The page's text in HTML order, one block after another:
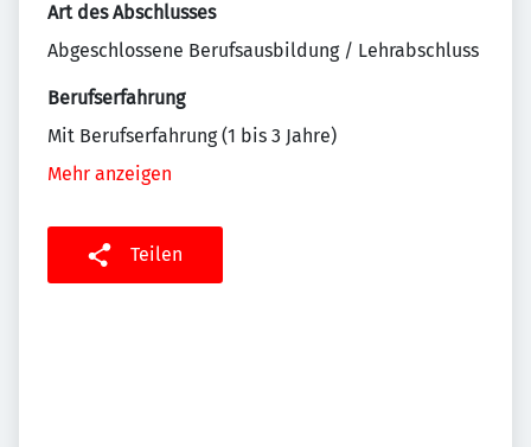
Art des Abschlusses
Abgeschlossene Berufsausbildung / Lehrabschluss
Berufserfahrung
Mit Berufserfahrung (1 bis 3 Jahre)
Mehr anzeigen
Teilen